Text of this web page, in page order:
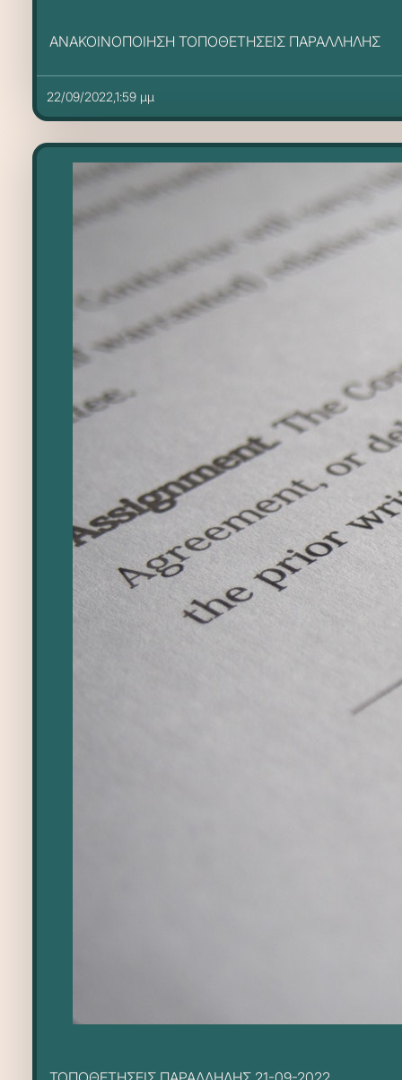
ΑΝΑΚΟΙΝΟΠΟΙΗΣΗ ΤΟΠΟΘΕΤΗΣΕΙΣ ΠΑΡΑΛΛΗΛΗΣ
22/09/2022,1:59 μμ